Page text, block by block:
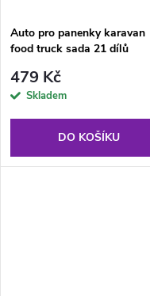
Auto pro panenky karavan
food truck sada 21 dílů
479 Kč
Skladem
DO KOŠÍKU